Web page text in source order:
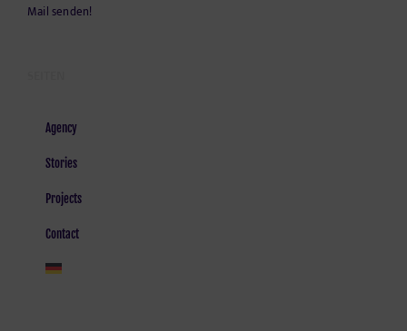
Mail senden!
Agency
Stories
Projects
Contact